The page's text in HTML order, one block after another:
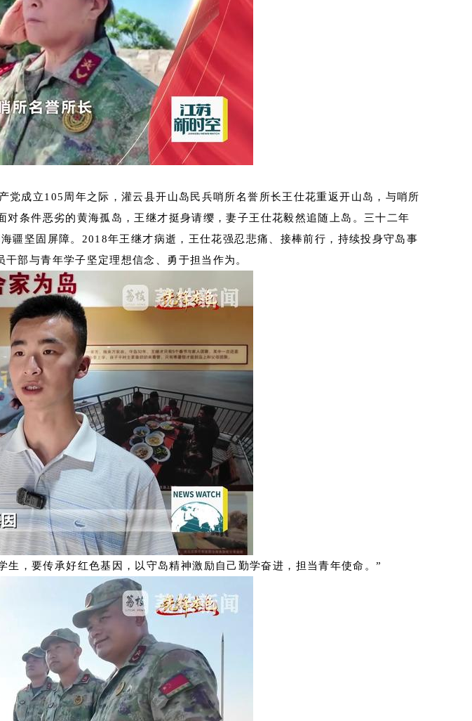
成立105周年之际，灌云县开山岛民兵哨所名誉所长王仕花重返开山岛，与哨所
条件恶劣的黄海孤岛，王继才挺身请缨，妻子王仕花毅然追随上岛。三十二年
疆坚固屏障。2018年王继才病逝，王仕花强忍悲痛、接棒前行，持续投身守岛事
部与青年学子坚定理想信念、勇于担当作为。
，要传承好红色基因，以守岛精神激励自己勤学奋进，担当青年使命。”